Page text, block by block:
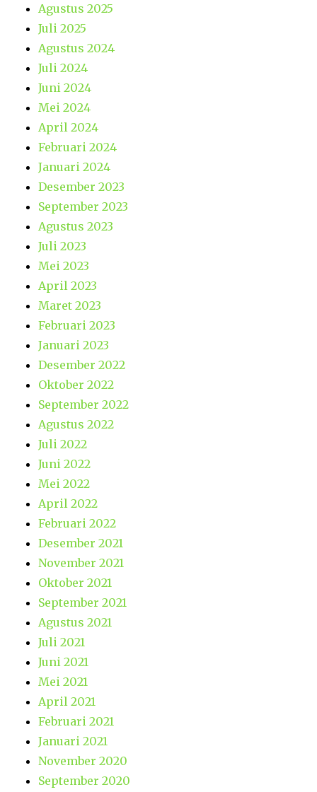
Agustus 2025
Juli 2025
Agustus 2024
Juli 2024
Juni 2024
Mei 2024
April 2024
Februari 2024
Januari 2024
Desember 2023
September 2023
Agustus 2023
Juli 2023
Mei 2023
April 2023
Maret 2023
Februari 2023
Januari 2023
Desember 2022
Oktober 2022
September 2022
Agustus 2022
Juli 2022
Juni 2022
Mei 2022
April 2022
Februari 2022
Desember 2021
November 2021
Oktober 2021
September 2021
Agustus 2021
Juli 2021
Juni 2021
Mei 2021
April 2021
Februari 2021
Januari 2021
November 2020
September 2020